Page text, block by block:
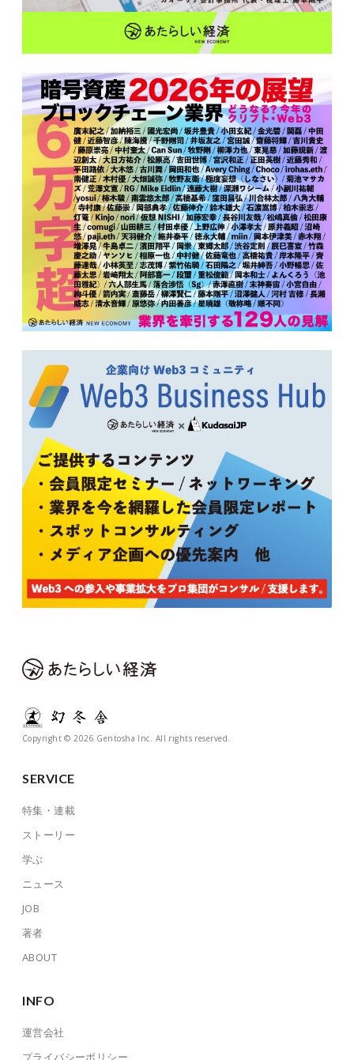
Copyright © 2026 Gentosha Inc. All rights reserved.
SERVICE
特集・連載
ストーリー
学ぶ
ニュース
JOB
著者
ABOUT
INFO
運営会社
プライバシーポリシー